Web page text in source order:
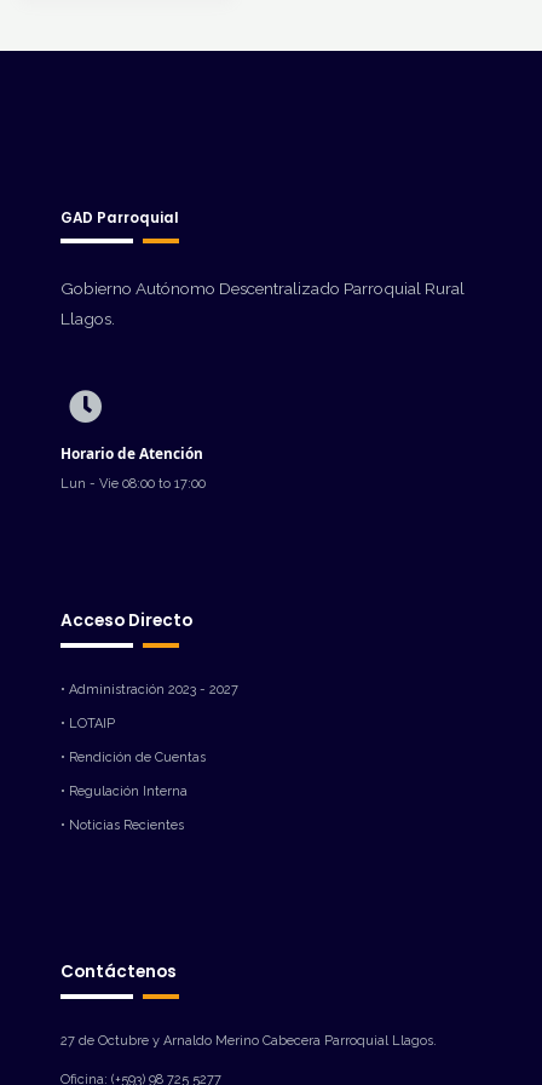
GAD Parroquial
Gobierno Autónomo Descentralizado Parroquial Rural
Llagos.
Horario de Atención
Lun - Vie 08:00 to 17:00
Acceso Directo
• Administración 2023 - 2027
• LOTAIP
• Rendición de Cuentas
• Regulación Interna
• Noticias Recientes
Contáctenos
27 de Octubre y Arnaldo Merino Cabecera Parroquial Llagos.
Oficina: (+593) 98 725 5277